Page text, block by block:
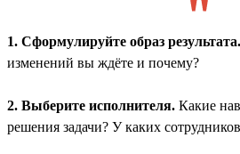
1. Сформулируйте образ результата.
изменений вы ждёте и почему?
2. Выберите исполнителя. Какие
решения задачи? У каких